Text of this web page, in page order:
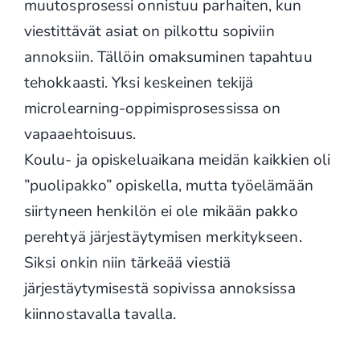
muutosprosessi onnistuu parhaiten, kun
viestittävät asiat on pilkottu sopiviin
annoksiin. Tällöin omaksuminen tapahtuu
tehokkaasti. Yksi keskeinen tekijä
microlearning-oppimisprosessissa on
vapaaehtoisuus.
Koulu- ja opiskeluaikana meidän kaikkien oli
”puolipakko” opiskella, mutta työelämään
siirtyneen henkilön ei ole mikään pakko
perehtyä järjestäytymisen merkitykseen.
Siksi onkin niin tärkeää viestiä
järjestäytymisestä sopivissa annoksissa
kiinnostavalla tavalla.